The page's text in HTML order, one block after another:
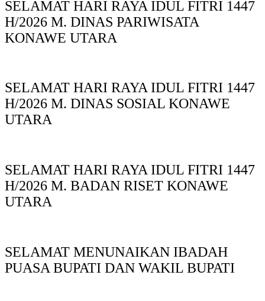
SELAMAT HARI RAYA IDUL FITRI 1447
H/2026 M. DINAS PARIWISATA
KONAWE UTARA
SELAMAT HARI RAYA IDUL FITRI 1447
H/2026 M. DINAS SOSIAL KONAWE
UTARA
SELAMAT HARI RAYA IDUL FITRI 1447
H/2026 M. BADAN RISET KONAWE
UTARA
SELAMAT MENUNAIKAN IBADAH
PUASA BUPATI DAN WAKIL BUPATI